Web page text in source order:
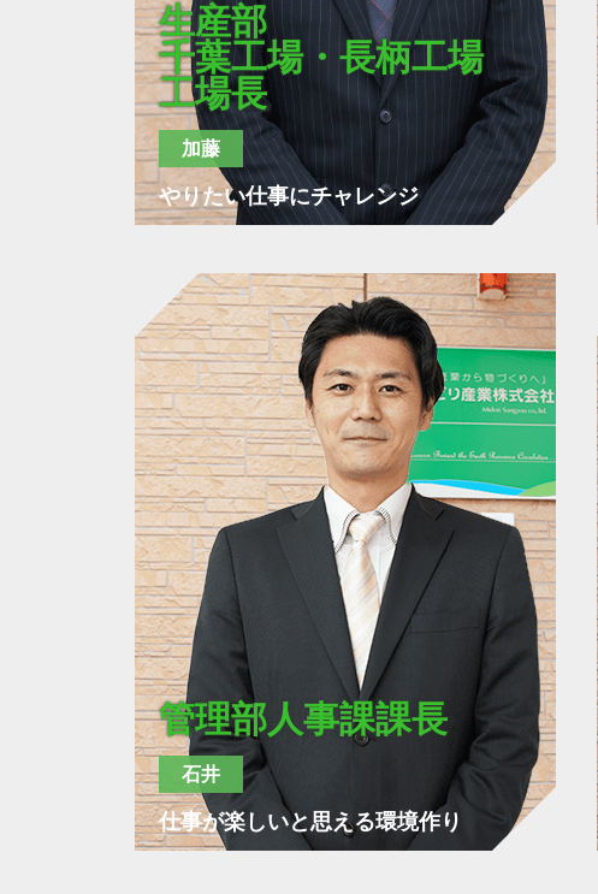
生産部
千葉工場・長柄工場
工場長
加藤
やりたい仕事にチャレンジ
管理部人事課課長
石井
仕事が楽しいと思える環境作り